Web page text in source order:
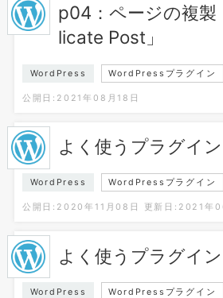
p04：ページの複製
licate Post」
WordPress WordPressプラグイン
公開日:2021年08月18日
よく使うプラグイ
WordPress WordPressプラグイン
公開日:2020年11月08日 更新日:2021年
よく使うプラグイ
WordPress WordPressプラグイン